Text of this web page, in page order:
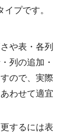
プです。
や表・各列
列の追加・
ので、実際
わせて適宜
するには表